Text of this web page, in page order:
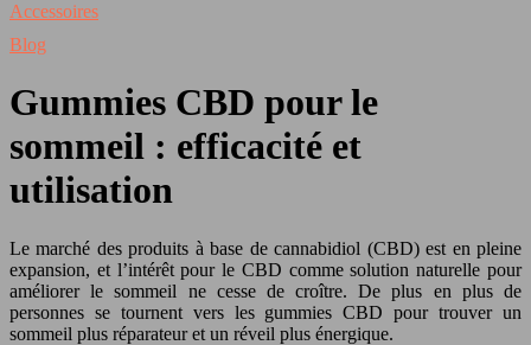
Accessoires
Blog
Gummies CBD pour le
sommeil : efficacité et
utilisation
Le marché des produits à base de cannabidiol (CBD) est en pleine
expansion, et l’intérêt pour le CBD comme solution naturelle pour
améliorer le sommeil ne cesse de croître. De plus en plus de
personnes se tournent vers les gummies CBD pour trouver un
sommeil plus réparateur et un réveil plus énergique.